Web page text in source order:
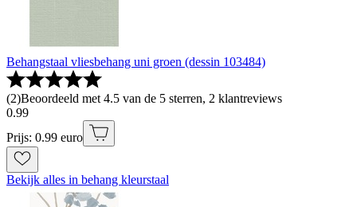
Behangstaal vliesbehang uni groen (dessin 103484)
(2)Beoordeeld met 4.5 van de 5 sterren, 2 klantreviews
0.99
Prijs: 0.99 euro
Bekijk alles in behang kleurstaal